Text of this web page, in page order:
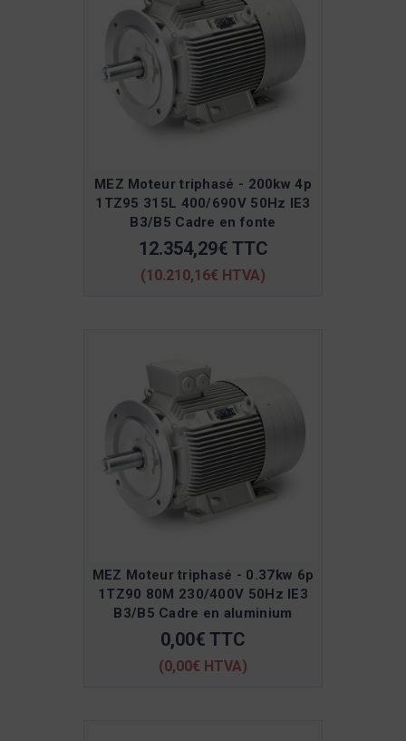
MEZ Moteur triphasé - 200kw 4p
1TZ95 315L 400/690V 50Hz IE3
B3/B5 Cadre en fonte
12.354,29€ TTC
(10.210,16€ HTVA)
MEZ Moteur triphasé - 0.37kw 6p
1TZ90 80M 230/400V 50Hz IE3
B3/B5 Cadre en aluminium
0,00€ TTC
(0,00€ HTVA)